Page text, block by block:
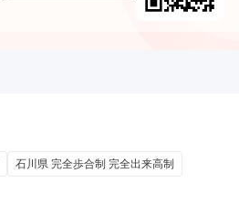
石川県 完全歩合制 完全出来高制